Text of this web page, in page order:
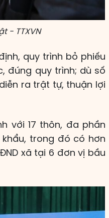
- TTXVN
quy trình bỏ phiếu
đúng quy trình; dù số
ra trật tự, thuận lợi
với 17 thôn, đa phần
trong đó có hơn
xã tại 6 đơn vị bầu